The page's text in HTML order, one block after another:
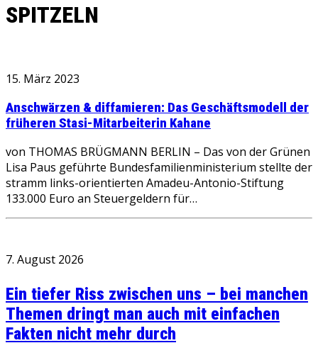
SPITZELN
15. März 2023
Anschwärzen & diffamieren: Das Geschäftsmodell der
früheren Stasi-Mitarbeiterin Kahane
von THOMAS BRÜGMANN BERLIN – Das von der Grünen
Lisa Paus geführte Bundesfamilienministerium stellte der
stramm links-orientierten Amadeu-Antonio-Stiftung
133.000 Euro an Steuergeldern für…
7. August 2026
Ein tiefer Riss zwischen uns – bei manchen
Themen dringt man auch mit einfachen
Fakten nicht mehr durch